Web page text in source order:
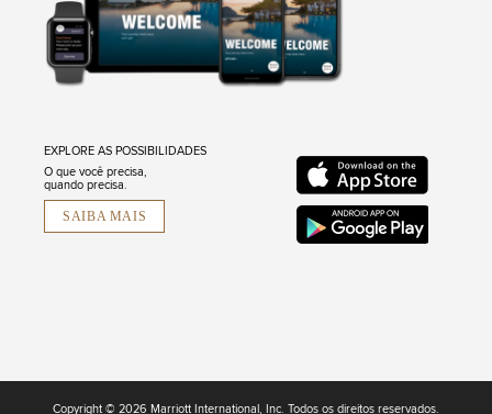
EXPLORE AS POSSIBILIDADES
O que você precisa,
quando precisa.
SAIBA MAIS
Copyright © 2026 Marriott International, Inc. Todos os direitos reservados.